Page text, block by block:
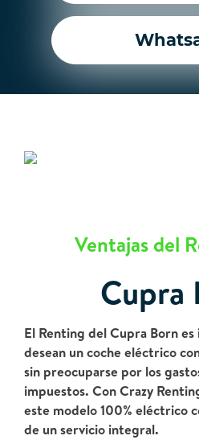
Ventajas del
Cupra
El Renting del Cupra Born
desean un coche eléctrico
sin preocuparse por los
impuestos. Con Crazy
este modelo 100% eléctrico
de un servicio integral.